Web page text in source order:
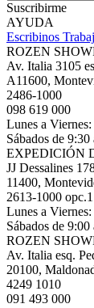
Suscribirme
AYUDA
Escribinos
ROZEN
Av. Italia 3105
A11600,
2486-1000
098 619 000
Lunes a
Sábados de 9:30
EXPEDICIÓN
JJ Dessalines
11400,
2613-1000 opc.1
Lunes a
Sábados de 9:00
ROZEN
Av. Italia esq.
20100,
4249 1010
091 493 000